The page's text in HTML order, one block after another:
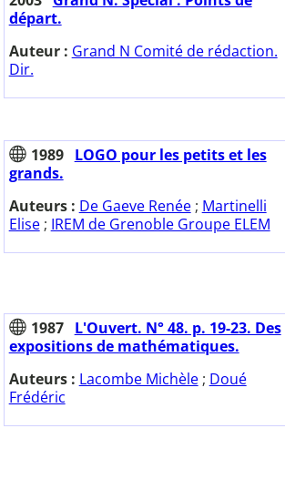
départ.
Auteur : Grand N Comité de rédaction.
Dir.
1989
LOGO pour les petits et les
grands.
Auteurs : De Gaeve Renée; Martinelli
Elise; IREM de Grenoble Groupe ELEM
1987
L'Ouvert. N° 48. p. 19-23. Des
expositions de mathématiques.
Auteurs : Lacombe Michèle; Doué
Frédéric